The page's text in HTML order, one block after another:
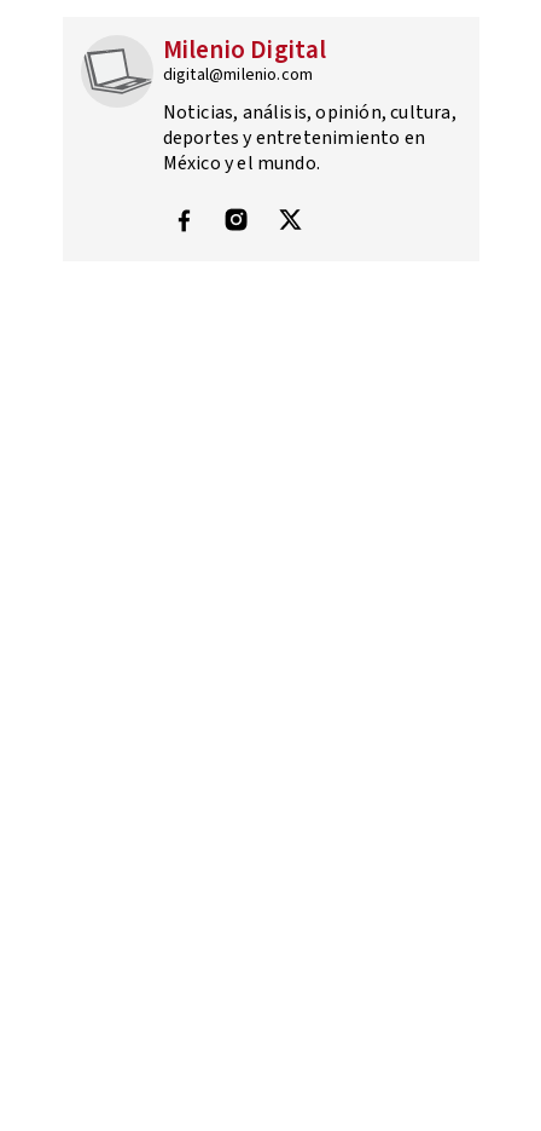
Milenio Digital
digital@milenio.com
Noticias, análisis, opinión, cultura,
deportes y entretenimiento en
México y el mundo.